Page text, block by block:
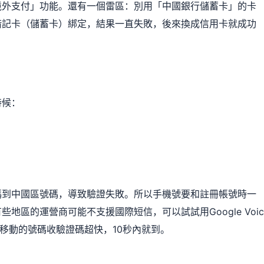
支付」功能。還有一個雷區：別用「中國銀行儲蓄卡」的卡
卡（儲蓄卡）綁定，結果一直失敗，後來換成信用卡就成功
：
中國區號碼，導致驗證失敗。所以手機號要和註冊帳號時一
地區的運營商可能不支援國際短信，可以試試用Google
的號碼收驗證碼超快，10秒內就到。